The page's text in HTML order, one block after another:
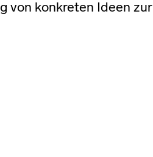
von konkreten Ideen zur